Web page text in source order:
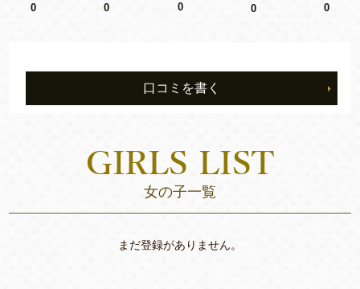
0
0
0
0
0
口コミを書く
女の子一覧
まだ登録がありません。